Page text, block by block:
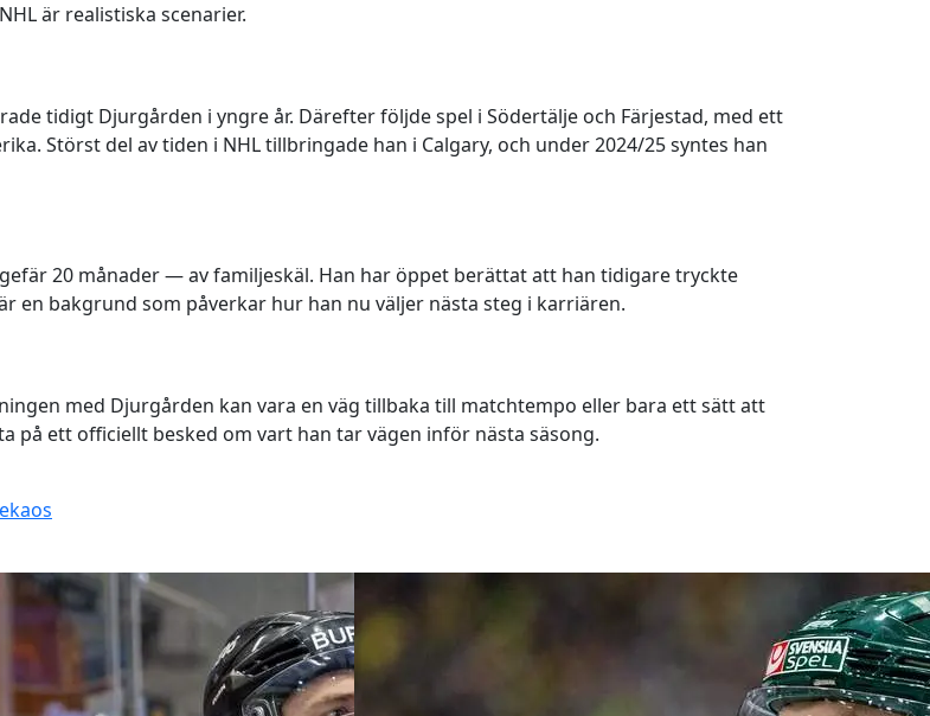
är realistiska scenarier.
tidigt Djurgården i yngre år. Därefter följde spel i Södertälje och Färjestad, med ett
Störst del av tiden i NHL tillbringade han i Calgary, och under 2024/25 syntes han
20 månader — av familjeskäl. Han har öppet berättat att han tidigare tryckte
en bakgrund som påverkar hur han nu väljer nästa steg i karriären.
med Djurgården kan vara en väg tillbaka till matchtempo eller bara ett sätt att
på ett officiellt besked om vart han tar vägen inför nästa säsong.